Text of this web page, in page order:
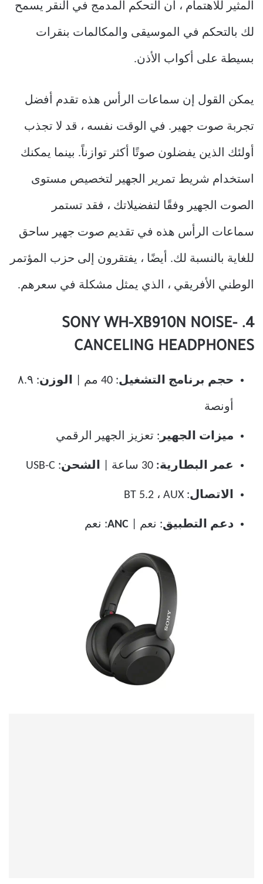
المثير للاهتمام ، أن التحكم المدمج في النقر يسمح
لك بالتحكم في الموسيقى والمكالمات بنقرات
بسيطة على أكواب الأذن.
يمكن القول إن سماعات الرأس هذه تقدم أفضل
تجربة صوت جهير. في الوقت نفسه ، قد لا تجذب
أولئك الذين يفضلون صوتًا أكثر توازناً. بينما يمكنك
استخدام شريط تمرير الجهير لتخصيص مستوى
الصوت الجهير وفقًا لتفضيلاتك ، فقد تستمر
سماعات الرأس هذه في تقديم صوت جهير ساحق
للغاية بالنسبة لك. أيضًا ، يفتقرون إلى حزب المؤتمر
الوطني الأفريقي ، الذي يمثل مشكلة في سعرهم.
4. SONY WH-XB910N NOISE-
CANCELING HEADPHONES
حجم برنامج التشغيل: 40 مم | الوزن : ٨.٩
أونصة
ميزات الجهير : تعزيز الجهير الرقمي
عمر البطارية: الشحن: USB-C
الاتصال: BT 5.2 ، AUX
دعم التطبيق: نعم | ANC: نعم